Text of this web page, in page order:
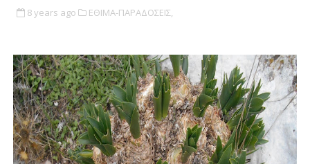
8 years ago ΕΘΙΜΑ-ΠΑΡΑΔΟΣΕΙΣ,